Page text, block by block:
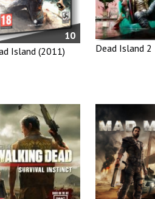
10
Island (2011)
Dead Island 2